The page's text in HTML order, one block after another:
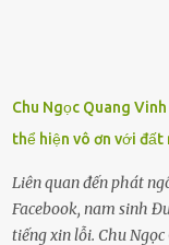
có biết gì đâu Nhiều
lầm, thì họ cũng
không dạy con cẩn...
Chu Ngọc Quang
thể hiện vô ơn với đất
Liên quan đến phát
Facebook, nam sinh
tiếng xin lỗi. Chu